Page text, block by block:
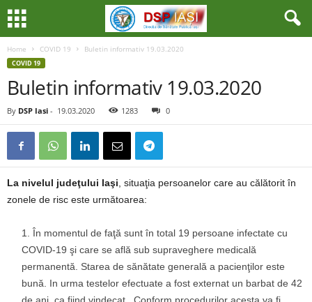
Home COVID 19 Buletin informativ 19.03.2020
COVID 19
Buletin informativ 19.03.2020
By DSP Iasi - 19.03.2020 1283 0
La nivelul judeţului Iaşi , situaţia persoanelor care au călătorit în
zonele de risc este următoarea:
În momentul de faţă sunt în total 19 persoane infectate cu
COVID-19 şi care se află sub supraveghere medicală
permanentă. Starea de sănătate generală a pacienţilor este
bună. In urma testelor efectuate a fost externat un barbat de 42